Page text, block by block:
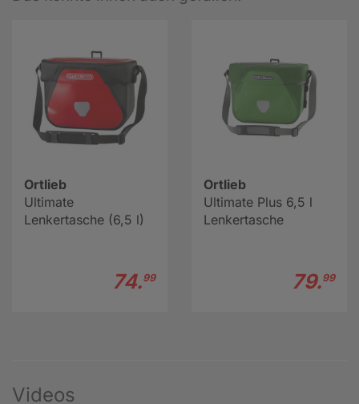
Ortlieb
Ultimate
Lenkertasche (6,5 l)
74.99
Ortlieb
Ultimate Plus 6,5 l
Lenkertasche
79.99
Videos